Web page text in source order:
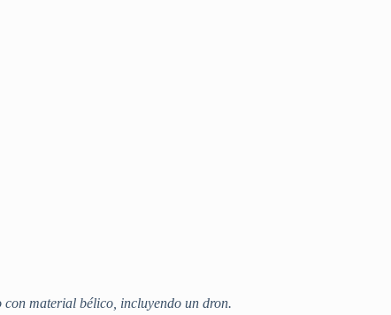
material bélico, incluyendo un dron.